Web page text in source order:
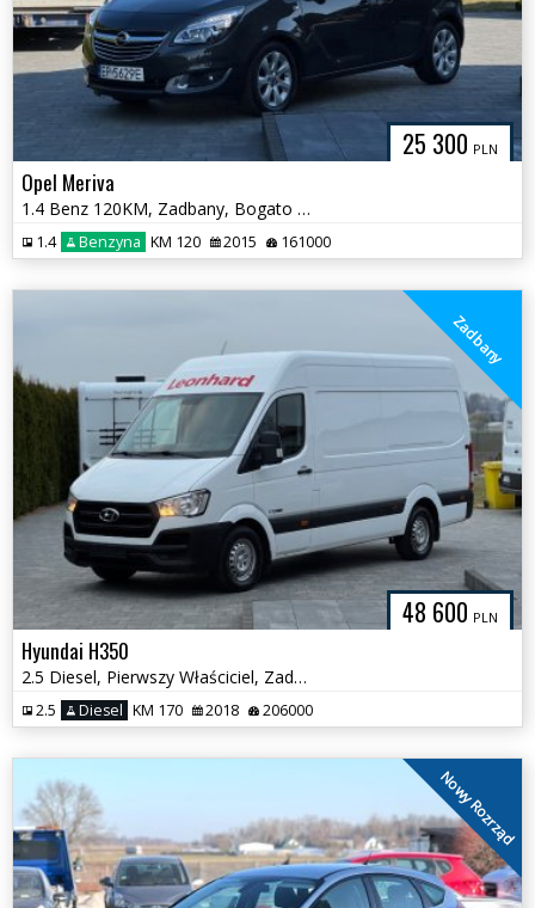
25 300 PLN
Opel Meriva
1.4 Benz 120KM, Zadbany, Bogato Wyposażony
1.4 Benzyna KM 120 2015 161000
48 600 PLN
Zadbany
Hyundai H350
2.5 Diesel, Pierwszy Właściciel, Zadbany
2.5 Diesel KM 170 2018 206000
Nowy Rozrząd